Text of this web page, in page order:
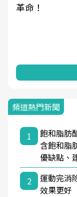
革命！
頻道熱門新聞
1
飽和脂肪
含飽和脂
優缺點、
2
運動完消
效果更好